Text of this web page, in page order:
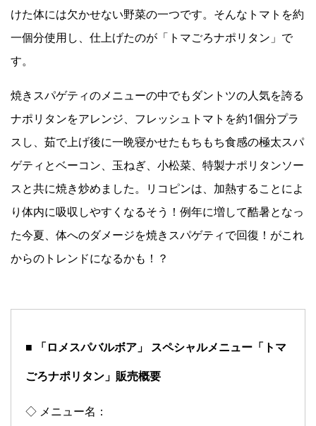
けた体には欠かせない野菜の一つです。そんなトマトを約
一個分使用し、仕上げたのが「トマごろナポリタン」で
す。
焼きスパゲティのメニューの中でもダントツの人気を誇る
ナポリタンをアレンジ、フレッシュトマトを約1個分プラ
スし、茹で上げ後に一晩寝かせたもちもち食感の極太スパ
ゲティとベーコン、玉ねぎ、小松菜、特製ナポリタンソー
スと共に焼き炒めました。リコピンは、加熱することによ
り体内に吸収しやすくなるそう！例年に増して酷暑となっ
た今夏、体へのダメージを焼きスパゲティで回復！がこれ
からのトレンドになるかも！？
■ 「ロメスパバルボア」 スペシャルメニュー「トマ
ごろナポリタン」販売概要
◇ メニュー名：